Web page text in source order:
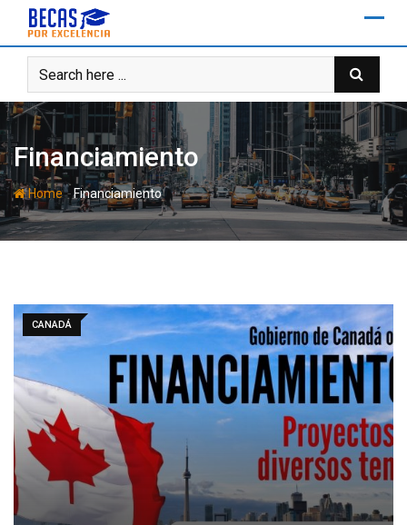
content
Financiamiento
Home-Financiamiento
CANADÁ